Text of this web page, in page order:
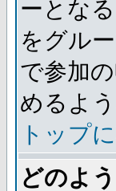
ーとな
をグル
で参加
めるよ
トップ
どのよ